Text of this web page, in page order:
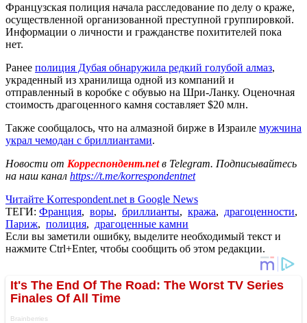
Французская полиция начала расследование по делу о краже,
осуществленной организованной преступной группировкой.
Информации о личности и гражданстве похитителей пока
нет.
Ранее полиция Дубая обнаружила редкий голубой алмаз,
украденный из хранилища одной из компаний и
отправленный в коробке с обувью на Шри-Ланку. Оценочная
стоимость драгоценного камня составляет $20 млн.
Также сообщалось, что на алмазной бирже в Израиле мужчина
украл чемодан с бриллиантами.
Новости от Корреспондент.netв Telegram. Подписывайтесь
на наш канал https://t.me/korrespondentnet
Читайте Korrespondent.net в Google News
ТЕГИ: Франция, воры, бриллианты, кража, драгоценности,
Париж, полиция, драгоценные камни
Если вы заметили ошибку, выделите необходимый текст и
нажмите Ctrl+Enter, чтобы сообщить об этом редакции.